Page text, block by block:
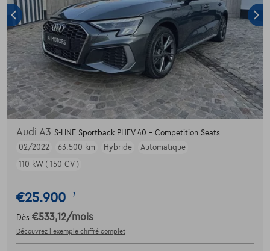
Audi A3 S-LINE Sportback PHEV 40 - Competition Seats
02/2022
63.500 km Hybride
Automatique
110 kW ( 150 CV )
€25.900 1
Dès €533,12/mois
Découvrez l’exemple chiffré complet